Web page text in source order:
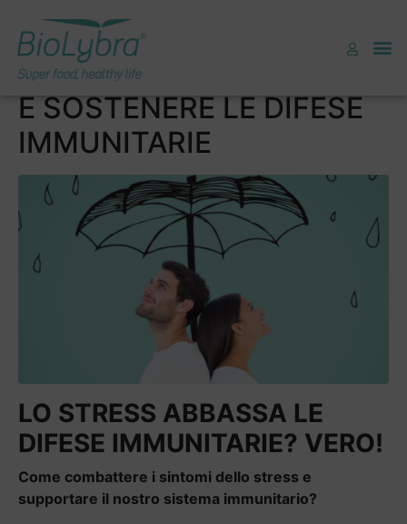
4 CONSIGLI PER
COMBATTERE LO STRESS
E SOSTENERE LE DIFESE
IMMUNITARIE
LO STRESS ABBASSA LE
DIFESE IMMUNITARIE? VERO!
Come combattere i sintomi dello stress e
supportare il nostro sistema immunitario?